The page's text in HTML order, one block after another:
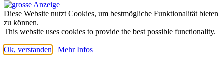
Diese Website nutzt Cookies, um bestmögliche Funktionalität bieten
zu können.
This website uses cookies to provide the best possible functionality.
Ok, verstanden Mehr Infos